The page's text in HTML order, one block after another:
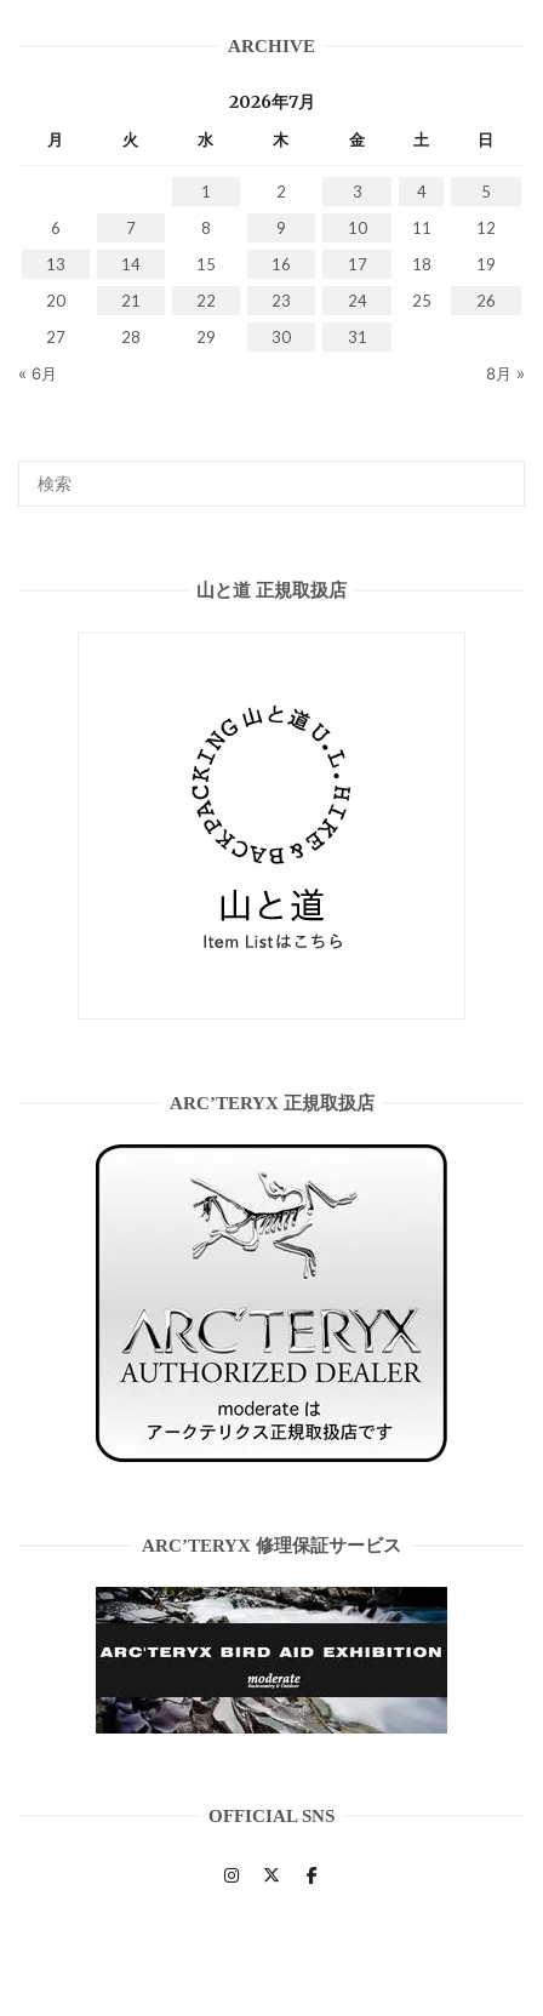
ARCHIVE
2026年7月
月 火 水 木 金 土 日
1 2 3 4
5
6
7 8 9 10 11
12
13
14 15 16 17 18
19
20
21 22 23 24 25
26
27
28 29 30
31
« 6月
8月 »
山と道 正規取扱店
ARC’TERYX 正規取扱店
ARC’TERYX 修理保証サービス
OFFICIAL SNS